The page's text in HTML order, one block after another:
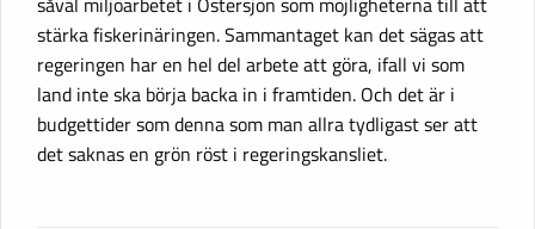
stärka fiskerinäringen. Sammantaget kan det sägas att
regeringen har en hel del arbete att göra, ifall vi som
land inte ska börja backa in i framtiden. Och det är i
budgettider som denna som man allra tydligast ser att
det saknas en grön röst i regeringskansliet.